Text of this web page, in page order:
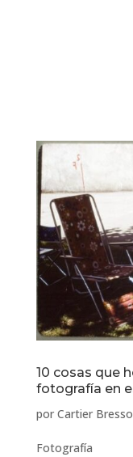
10 cosas que
fotografía en
por Cartier
Fotografía